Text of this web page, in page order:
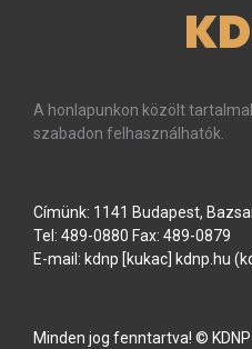
A honlapunkon közölt
szabadon felhasználhatók.
Címünk: 1141 Budapest,
Tel: 489-0880 Fax: 489-0879
E-mail: kdnp [kukac] kdnp hu
Minden jog fenntartva! © KDNP